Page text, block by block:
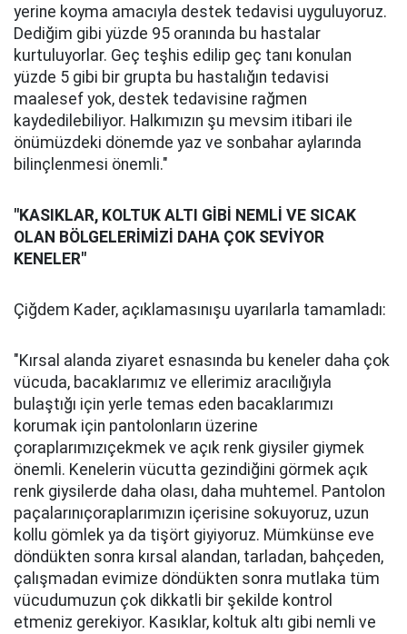
yerine koyma amacıyla destek tedavisi uyguluyoruz.
Dediğim gibi yüzde 95 oranında bu hastalar
kurtuluyorlar. Geç teşhis edilip geç tanı konulan
yüzde 5 gibi bir grupta bu hastalığın tedavisi
maalesef yok, destek tedavisine rağmen
kaydedilebiliyor. Halkımızın şu mevsim itibari ile
önümüzdeki dönemde yaz ve sonbahar aylarında
bilinçlenmesi önemli."
"KASIKLAR, KOLTUK ALTI GİBİ NEMLİ VE SICAK
OLAN BÖLGELERİMİZİ DAHA ÇOK SEVİYOR
KENELER"
Çiğdem Kader, açıklamasınışu uyarılarla tamamladı:
"Kırsal alanda ziyaret esnasında bu keneler daha çok
vücuda, bacaklarımız ve ellerimiz aracılığıyla
bulaştığı için yerle temas eden bacaklarımızı
korumak için pantolonların üzerine
çoraplarımızıçekmek ve açık renk giysiler giymek
önemli. Kenelerin vücutta gezindiğini görmek açık
renk giysilerde daha olası, daha muhtemel. Pantolon
paçalarınıçoraplarımızın içerisine sokuyoruz, uzun
kollu gömlek ya da tişört giyiyoruz. Mümkünse eve
döndükten sonra kırsal alandan, tarladan, bahçeden,
çalışmadan evimize döndükten sonra mutlaka tüm
vücudumuzun çok dikkatli bir şekilde kontrol
etmeniz gerekiyor. Kasıklar, koltuk altı gibi nemli ve